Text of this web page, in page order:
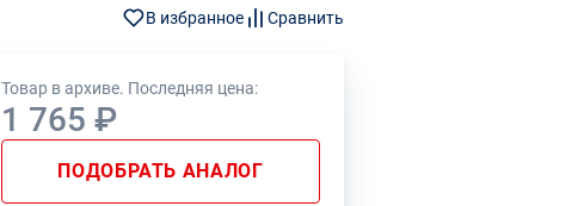
В избранное Сравнить
Товар в архиве. Последняя цена:
1 765 ₽
ПОДОБРАТЬ АНАЛОГ